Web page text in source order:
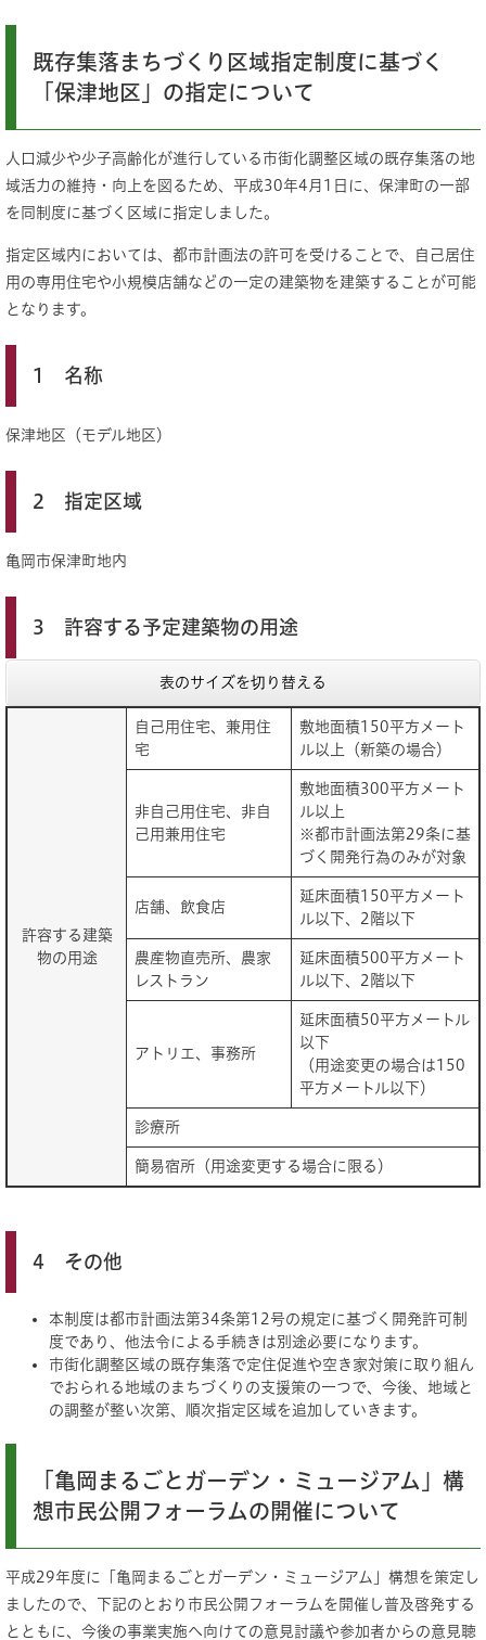
既存集落まちづくり区域指定制度に基づく
「保津地区」の指定について
人口減少や少子高齢化が進行している市街化調整区域の既存集落の地
域活力の維持・向上を図るため、平成30年4月1日に、保津町の一部
を同制度に基づく区域に指定しました。
指定区域内においては、都市計画法の許可を受けることで、自己居住
用の専用住宅や小規模店舗などの一定の建築物を建築することが可能
となります。
1 名称
保津地区（モデル地区）
2 指定区域
亀岡市保津町地内
3 許容する予定建築物の用途
表のサイズを切り替える
許容する建築
物の用途
自己用住宅、兼用住
宅
敷地面積150平方メート
ル以上（新築の場合）
非自己用住宅、非自
己用兼用住宅
敷地面積300平方メート
ル以上
※都市計画法第29条に基
づく開発行為のみが対象
店舗、飲食店
延床面積150平方メート
ル以下、2階以下
農産物直売所、農家
レストラン
延床面積500平方メート
ル以下、2階以下
アトリエ、事務所
延床面積50平方メートル
以下
（用途変更の場合は150
平方メートル以下）
診療所
簡易宿所（用途変更する場合に限る）
4 その他
本制度は都市計画法第34条第12号の規定に基づく開発許可制
度であり、他法令による手続きは別途必要になります。
市街化調整区域の既存集落で定住促進や空き家対策に取り組ん
でおられる地域のまちづくりの支援策の一つで、今後、地域と
の調整が整い次第、順次指定区域を追加していきます。
「亀岡まるごとガーデン・ミュージアム」構
想市民公開フォーラムの開催について
平成29年度に「亀岡まるごとガーデン・ミュージアム」構想を策定し
ましたので、下記のとおり市民公開フォーラムを開催し普及啓発する
とともに、今後の事業実施へ向けての意見討議や参加者からの意見聴